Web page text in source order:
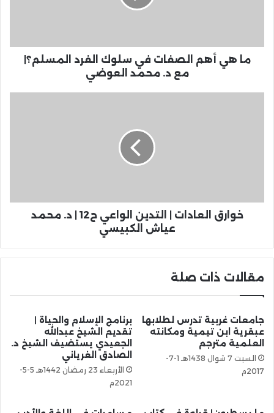
ما هي أهم الصفات في سلوك الفرد المسلم؟|
مع د. محمد العوضي
خوارق العادات | التدين الواعي ح12 | د. محمد
عياش الكبيسي
مقالات ذات صلة
جامعات غربية تدرس لطلابها
عبقرية ابن تيمية ومكانته
العلمية مترجم
السبت 7 شوال 1438هـ 1-7-
2017م
برنامج الإسلام والحياة |
تقديم الشيخ عبدالله
الجعيدي يستضيف الشيخ د.
الصادق الغرياني
الأربعاء 23 رمضان 1442هـ 5-5-
2021م